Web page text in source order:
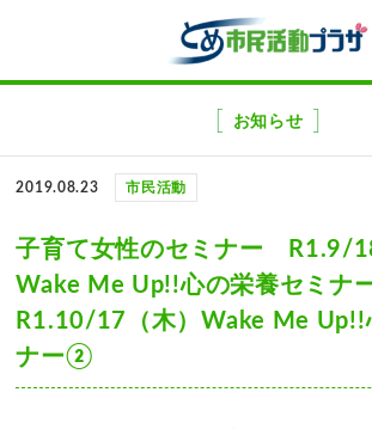
ニ
す
お知らせ
2019.08.23 市民活動
子育て女性のセミナー R1.9/
Wake Me Up!!心の栄養セミナ
R1.10/17（木）Wake Me Up!!
ナー②